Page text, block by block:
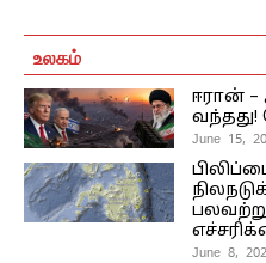
உலகம்
ஈரான் –
வந்தது!
June 15,
June 8,